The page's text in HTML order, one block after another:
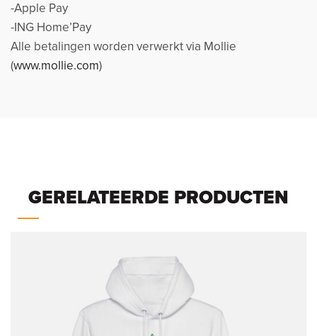
-Apple Pay
-ING Home’Pay
Alle betalingen worden verwerkt via Mollie
(www.mollie.com)
GERELATEERDE PRODUCTEN